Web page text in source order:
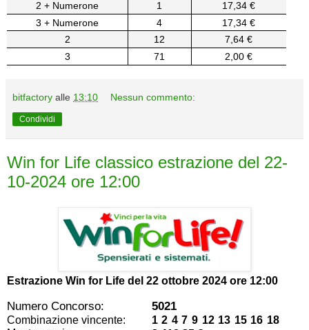
2 + Numerone
1
17,34 €
3 + Numerone
4
17,34 €
2
12
7,64 €
3
71 2,00 €
bitfactory alle 13:10 Nessun commento:
Condividi
Win for Life classico estrazione del 22-
10-2024 ore 12:00
Estrazione Win for Life del 22 ottobre 2024 ore 12:00
Numero Concorso: 5021
Combinazione vincente:
1 2 4 7 9 12 13 15 16 18